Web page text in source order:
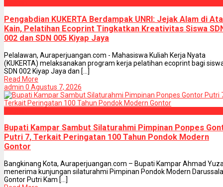
Pengabdian KUKERTA Berdampak UNRI: Jejak Alam di
Kain, Pelatihan Ecoprint Tingkatkan Kreativitas Siswa
002 dan SDN 005 Kiyap Jaya
Pelalawan, Auraperjuangan.com - Mahasiswa Kuliah Kerja Nyata
(KUKERTA) melaksanakan program kerja pelatihan ecoprint bagi
SDN 002 Kiyap Jaya dan [...]
Read More
admin 0 Agustus 7, 2026
Bupati Kampar Sambut Silaturahmi Pimpinan Ponpes
Putri 7, Terkait Peringatan 100 Tahun Pondok Modern
Gontor
Bangkinang Kota, Auraperjuangan.com – Bupati Kampar Ahmad
menerima kunjungan silaturahmi Pimpinan Pondok Modern
Gontor Putri Kam [...]